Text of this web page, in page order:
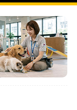
센터
건 입니다.
관왕 수상
왕 수상